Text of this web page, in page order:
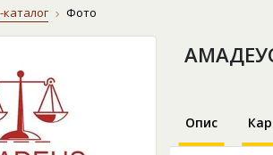
каталог Фото
Опис